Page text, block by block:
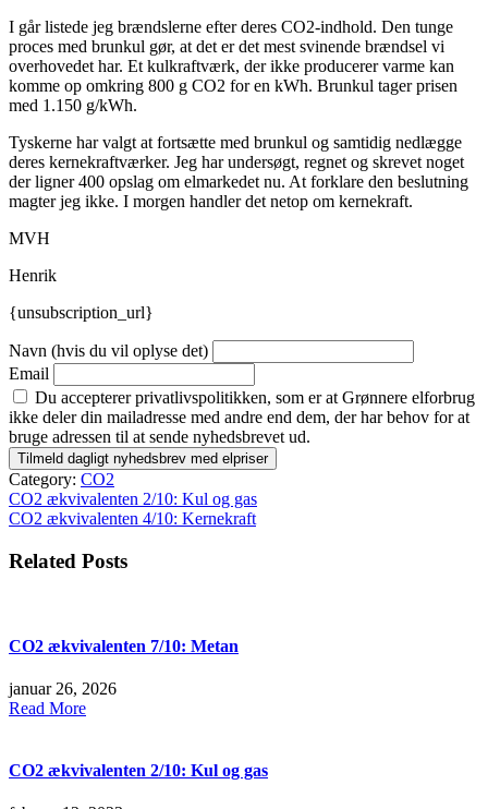
I går listede jeg brændslerne efter deres CO2-indhold. Den tunge
proces med brunkul gør, at det er det mest svinende brændsel vi
overhovedet har. Et kulkraftværk, der ikke producerer varme kan
komme op omkring 800 g CO2 for en kWh. Brunkul tager prisen
med 1.150 g/kWh.
Tyskerne har valgt at fortsætte med brunkul og samtidig nedlægge
deres kernekraftværker. Jeg har undersøgt, regnet og skrevet noget
der ligner 400 opslag om elmarkedet nu. At forklare den beslutning
magter jeg ikke. I morgen handler det netop om kernekraft.
MVH
Henrik
{unsubscription_url}
Navn (hvis du vil oplyse det)
Email
Du accepterer privatlivspolitikken, som er at Grønnere elforbrug
ikke deler din mailadresse med andre end dem, der har behov for at
bruge adressen til at sende nyhedsbrevet ud.
Category: CO2
Indlægsnavigation
CO2 ækvivalenten 2/10: Kul og gas
CO2 ækvivalenten 4/10: Kernekraft
Related Posts
CO2 ækvivalenten 7/10: Metan
januar 26, 2026
Read More
CO2 ækvivalenten 2/10: Kul og gas